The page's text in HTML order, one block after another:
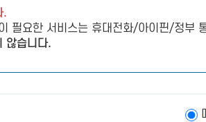
.
필요한 서비스는 휴대전화/아이핀/정부
않습니다.